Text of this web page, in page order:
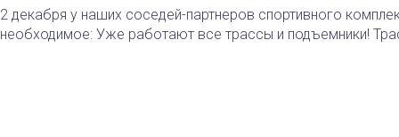
2 декабря у наших соседей-партнеров спортивного
необходимое: Уже работают все трассы и подъемники!